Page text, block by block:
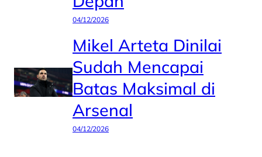
04/12/2026
Mikel Arteta Dinilai
Sudah Mencapai
Batas Maksimal di
Arsenal
04/12/2026